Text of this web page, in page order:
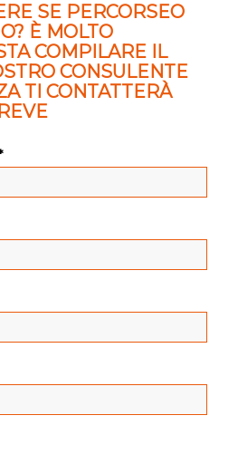
SE PERCORSEO
È MOLTO
COMPILARE IL
CONSULENTE
TI CONTATTERÀ